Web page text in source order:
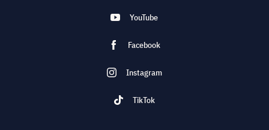
YouTube
Facebook
Instagram
TikTok